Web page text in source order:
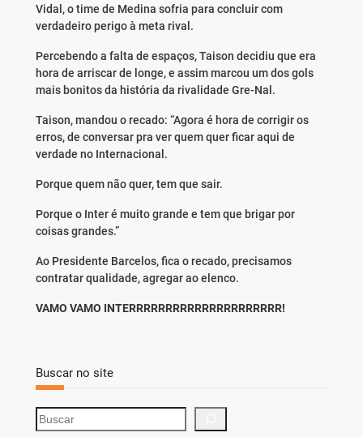
Vidal, o time de Medina sofria para concluir com
verdadeiro perigo à meta rival.
Percebendo a falta de espaços, Taison decidiu que era
hora de arriscar de longe, e assim marcou um dos gols
mais bonitos da história da rivalidade Gre-Nal.
Taison, mandou o recado: “Agora é hora de corrigir os
erros, de conversar pra ver quem quer ficar aqui de
verdade no Internacional.
Porque quem não quer, tem que sair.
Porque o Inter é muito grande e tem que brigar por
coisas grandes.”
Ao Presidente Barcelos, fica o recado, precisamos
contratar qualidade, agregar ao elenco.
VAMO VAMO INTERRRRRRRRRRRRRRRRRRRRR!
Buscar no site
S
e